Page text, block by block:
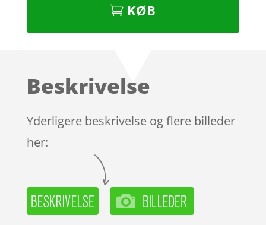
KØB
Beskrivelse
Yderligere beskrivelse og flere billeder
her: